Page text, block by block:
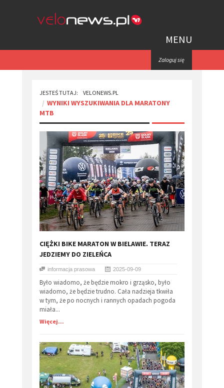
MENU
Zaloguj się
JESTEŚ TUTAJ: VELONEWS.PL
WYNIKI WYSZUKIWANIA DLA MARATONY
MTB
​CIĘŻKI BIKE MARATON W BIELAWIE. TERAZ
JEDZIEMY DO ZIELEŃCA
informacja prasowa 2025-09-09
Było wiadomo, że będzie mokro i grząsko, było
wiadomo, że będzie trudno. Cała nadzieja tkwiła
w tym, że po nocnych i rannych opadach pogoda
miała...
Więcej...